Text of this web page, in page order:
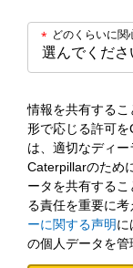
どのくらいに関
*
情報を共有する
形で応じる許可
は、適切なディー
Caterpillarのため
ータを共有する
る責任を重要に考
ーに関する声明に
の個人データを管